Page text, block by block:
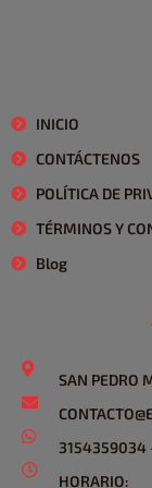
INICIO
CONTÁCTENOS
POLÍTICA DE
TÉRMINOS Y
Blog
SAN PEDRO
3154359034
HORARIO: